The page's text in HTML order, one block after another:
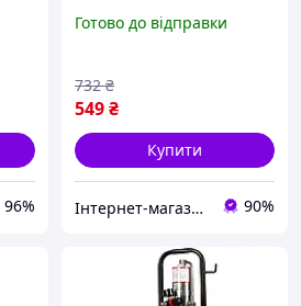
96%
обладнання Шланг
Готово до відправки
549₴
732 ₴
Купити
Інтернет-магазин ➤ Вулкан🔸 90%